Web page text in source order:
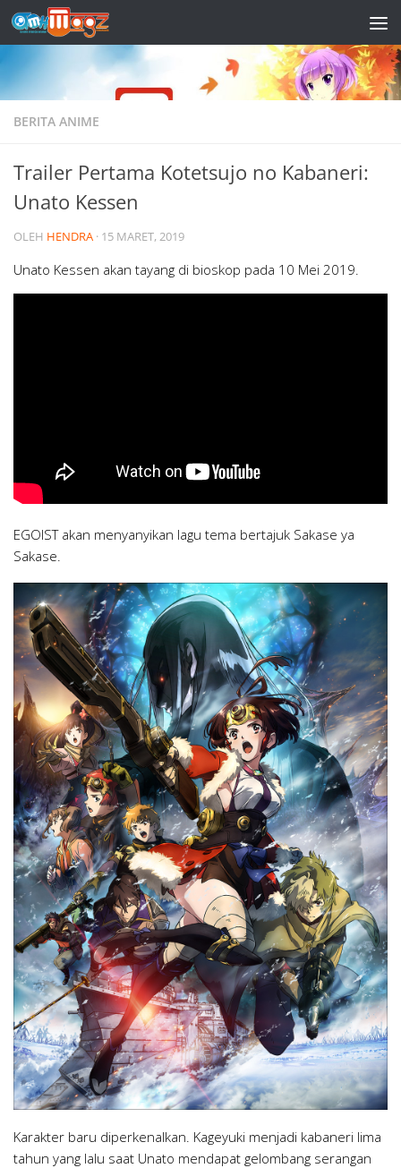
Skip to content
BERITA ANIME
Trailer Pertama Kotetsujo no Kabaneri:
Unato Kessen
OLEH HENDRA · 15 MARET, 2019
Unato Kessen akan tayang di bioskop pada 10 Mei 2019.
EGOIST akan menyanyikan lagu tema bertajuk Sakase ya
Sakase.
Karakter baru diperkenalkan. Kageyuki menjadi kabaneri lima
tahun yang lalu saat Unato mendapat gelombang serangan